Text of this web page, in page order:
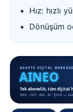
Hız: hızlı
Dönüşüm
ADAPTE DİJİTAL
AINEO
Tek abonelik, tüm dijital
Web · SEO · Ads · AI · İçerik —